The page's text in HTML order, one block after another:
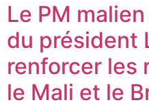
Le PM
du président
renforcer les
le Mali et le